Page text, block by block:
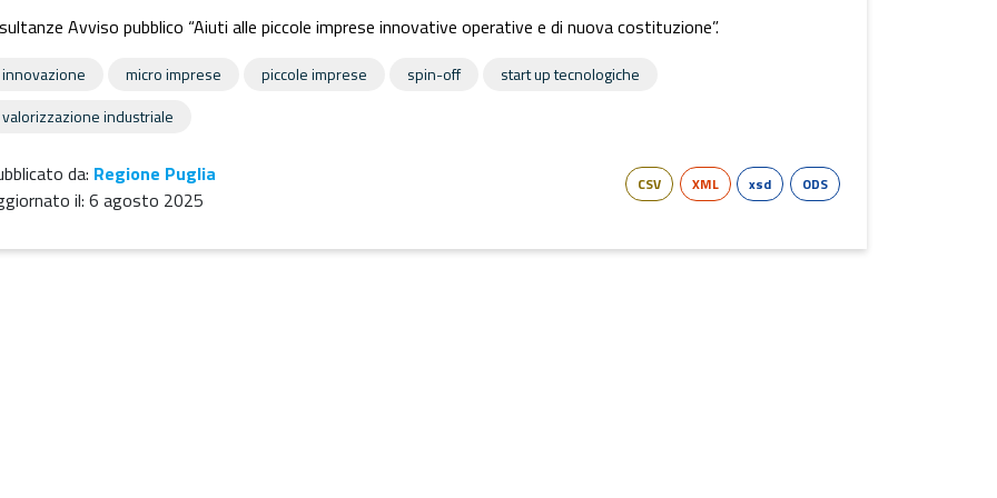
Avviso pubblico “Aiuti alle piccole imprese innovative operative e di nuova costituzione”.
innovazione micro imprese piccole imprese spin-off
start up tecnologiche
valorizzazione industriale
da: Regione Puglia
il: 6 agosto 2025
CSV XML xsd ODS